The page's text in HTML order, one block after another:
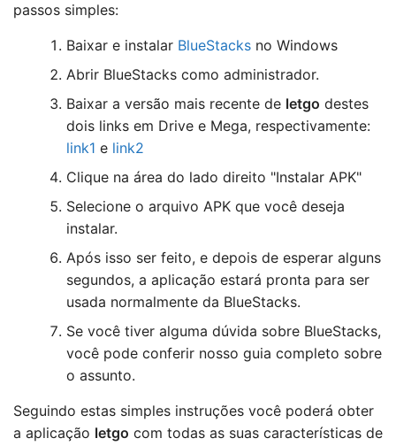
passos simples:
Baixar e instalar BlueStacks no Windows
Abrir BlueStacks como administrador.
Baixar a versão mais recente de letgo destes
dois links em Drive e Mega, respectivamente:
link1 e link2
Clique na área do lado direito "Instalar APK"
Selecione o arquivo APK que você deseja
instalar.
Após isso ser feito, e depois de esperar alguns
segundos, a aplicação estará pronta para ser
usada normalmente da BlueStacks.
Se você tiver alguma dúvida sobre BlueStacks,
você pode conferir nosso guia completo sobre
o assunto.
Seguindo estas simples instruções você poderá obter
a aplicação letgo com todas as suas características de